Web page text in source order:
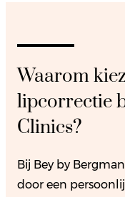
Waarom
lipcorrectie
Clinics?
Bij Bey by
door een